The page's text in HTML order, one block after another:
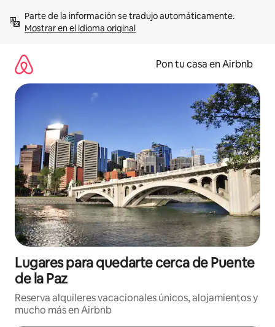
contenidoMostrar en el idioma original
Pon tu casa en Airbnb
Lugares para quedarte cerca de Puente
de la Paz
Reserva alquileres vacacionales únicos, alojamientos y
mucho más en Airbnb